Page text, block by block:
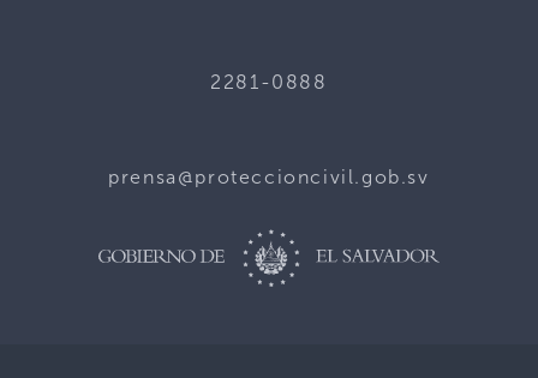
2281-0888
prensa@proteccioncivil.gob.sv